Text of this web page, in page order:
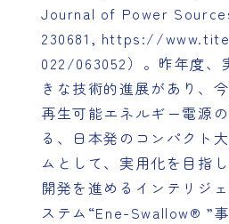
Journal of Power
230681, https://
022/063052）。昨年度、
きな技術的進展があり、
再生可能エネルギー電源
る、日本発のコンパクト
ムとして、実用化を目指
開発を進めるインテリジ
ステム“Ene-Swallow®️ ”